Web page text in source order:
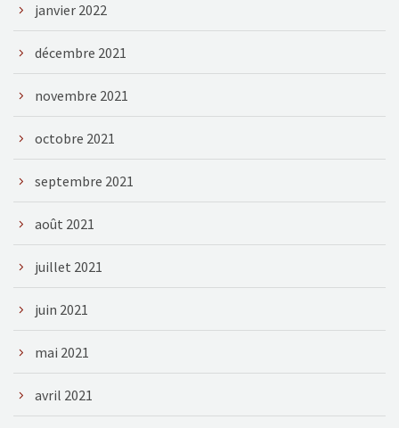
janvier 2022
décembre 2021
novembre 2021
octobre 2021
septembre 2021
août 2021
juillet 2021
juin 2021
mai 2021
avril 2021